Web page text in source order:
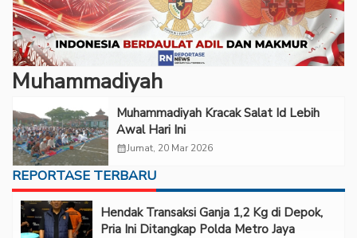
Muhammadiyah
Muhammadiyah Kracak Salat Id Lebih
Awal Hari Ini
calendar_monthJumat, 20 Mar 2026
REPORTASE TERBARU
Hendak Transaksi Ganja 1,2 Kg di Depok,
Pria Ini Ditangkap Polda Metro Jaya